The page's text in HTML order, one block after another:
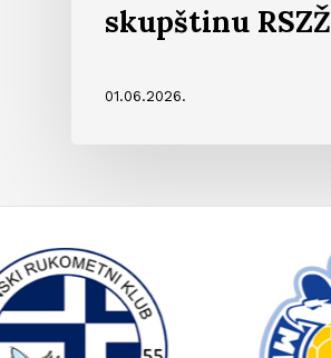
skupštinu RSZŽ
01.06.2026.